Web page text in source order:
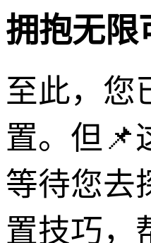
拥抱无限
至此，您
置。但📌
等待您去
置技巧，